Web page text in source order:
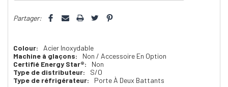
Partager:
Colour:
Acier Inoxydable
Machine à glaçons:
Non / Accessoire En Option
Certifié Energy Star®:
Non
Type de distributeur:
S/O
Type de réfrigérateur:
Porte À Deux Battants